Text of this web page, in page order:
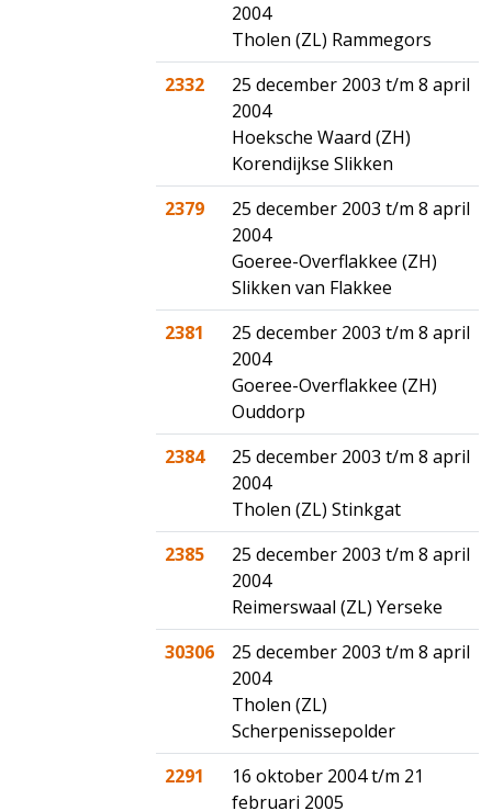
2004
Tholen (ZL) Rammegors
2332
25 december 2003 t/m 8 april
2004
Hoeksche Waard (ZH)
Korendijkse Slikken
2379
25 december 2003 t/m 8 april
2004
Goeree-Overflakkee (ZH)
Slikken van Flakkee
2381
25 december 2003 t/m 8 april
2004
Goeree-Overflakkee (ZH)
Ouddorp
2384
25 december 2003 t/m 8 april
2004
Tholen (ZL) Stinkgat
2385
25 december 2003 t/m 8 april
2004
Reimerswaal (ZL) Yerseke
30306
25 december 2003 t/m 8 april
2004
Tholen (ZL)
Scherpenissepolder
2291
16 oktober 2004 t/m 21
februari 2005